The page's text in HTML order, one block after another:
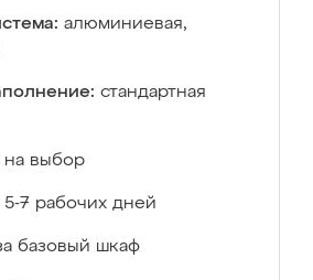
алюминиевая,
стандартная
на выбор
5-7 рабочих дней
базовый шкаф